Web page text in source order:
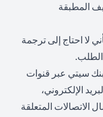
المطبقة
لا احتاج إلى ترجمة
الطلب.
سيتي عبر قنوات
الإلكتروني،
الاتصالات المتعلقة